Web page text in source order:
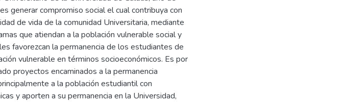
generar compromiso social el cual contribuya con
de vida de la comunidad Universitaria, mediante
que atiendan a la población vulnerable social y
favorezcan la permanencia de los estudiantes de
vulnerable en términos socioeconómicos. Es por
proyectos encaminados a la permanencia
a la población estudiantil con
y aporten a su permanencia en la Universidad,